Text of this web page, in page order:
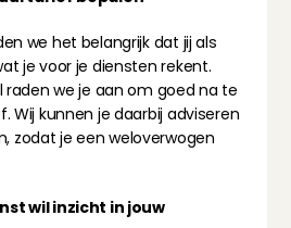
we het belangrijk dat jij als
je voor je diensten rekent.
raden we je aan om goed na te
Wij kunnen je daarbij adviseren
zodat je een weloverwogen
wil inzicht in jouw